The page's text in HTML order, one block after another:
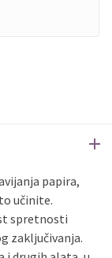
papira,
učinite.
spretnosti
zaključivanja.